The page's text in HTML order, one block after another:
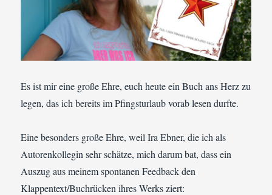
Es ist mir eine große Ehre, euch heute ein Buch ans Herz zu
legen, das ich bereits im Pfingsturlaub vorab lesen durfte.
Eine besonders große Ehre, weil Ira Ebner, die ich als
Autorenkollegin sehr schätze, mich darum bat, dass ein
Auszug aus meinem spontanen Feedback den
Klappentext/Buchrücken ihres Werks ziert: